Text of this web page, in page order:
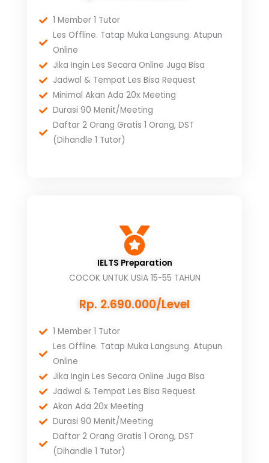
1 Member 1 Tutor
Les Offline. Tatap Muka Langsung. Atupun
Online
Jika Ingin Les Secara Online Juga Bisa
Jadwal & Tempat Les Bisa Request
Minimal Akan Ada 20x Meeting
Durasi 90 Menit/Meeting
Daftar 2 Orang Gratis 1 Orang, DST
(Dihandle 1 Tutor)
IELTS Preparation
COCOK UNTUK USIA 15-55 TAHUN
Rp. 2.690.000/Level
1 Member 1 Tutor
Les Offline. Tatap Muka Langsung. Atupun
Online
Jika Ingin Les Secara Online Juga Bisa
Jadwal & Tempat Les Bisa Request
Akan Ada 20x Meeting
Durasi 90 Menit/Meeting
Daftar 2 Orang Gratis 1 Orang, DST
(Dihandle 1 Tutor)